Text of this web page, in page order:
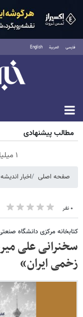
فارسی العربية English
جمعه ۱۶
مطالب پیشنهادی
۱ میلیارد اعتبار خرید طلا | بدون ضامن و چک
صفحه اصلی اخبار اندیشه
۰ نفر
کتابخانه مرکزی دانشگاه
سخنرانی علی
زخمی ایران»